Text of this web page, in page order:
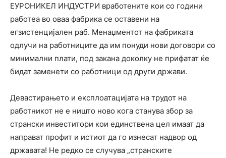
ЕУРОНИКЕЛ ИНДУСТРИ вработените кои со години
работеа во оваа фабрика се оставени на
егзистенцијален раб. Менаџментот на фабриката
одлучи на работниците да им понуди нови договори со
минимални плати, под закана доколку не прифатат ќе
бидат заменети со работници од други држави.
Девастирањето и експлоатацијата на трудот на
работникот не е ништо ново кога станува збор за
странски инвеститори кои единствена цел имаат да
направат профит и истиот да го изнесат надвор од
државата! Не редко се случува „странските